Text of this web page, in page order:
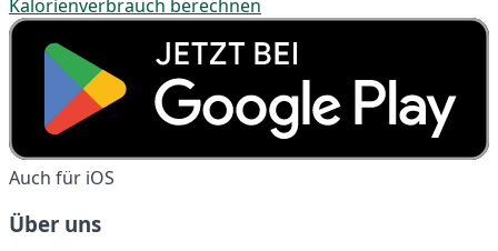
Kalorienverbrauch berechnen
Auch für iOS
Über uns